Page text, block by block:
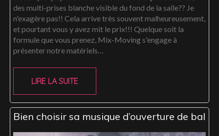
des multi-prises blanche visible du fond de la salle?? Je
n'exagère pas!! Cela arrive très souvent malheureusement,
et pourtant vous y avez mit le prix!!! Quelque soit la
formule que vous prenez, Mix-Moving s'engage à
présenter notre matériels…
LIRE LA SUITE
Bien choisir sa musique d’ouverture de bal